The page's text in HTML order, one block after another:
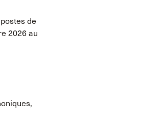
de
2026 au